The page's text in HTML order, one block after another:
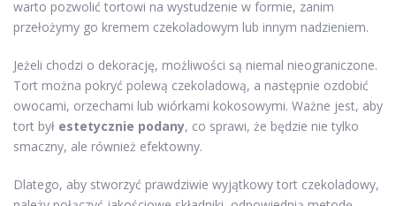
warto pozwolić tortowi na wystudzenie w formie, zanim
przełożymy go kremem czekoladowym lub innym nadzieniem.
Jeżeli chodzi o dekorację, możliwości są niemal nieograniczone.
Tort można pokryć polewą czekoladową, a następnie ozdobić
owocami, orzechami lub wiórkami kokosowymi. Ważne jest, aby
tort był estetycznie podany, co sprawi, że będzie nie tylko
smaczny, ale również efektowny.
Dlatego, aby stworzyć prawdziwie wyjątkowy tort czekoladowy,